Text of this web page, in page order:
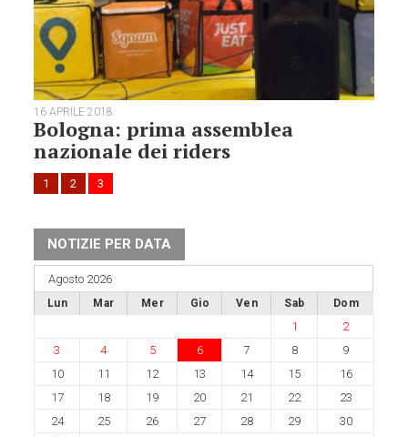
16 APRILE 2018
Bologna: prima assemblea
nazionale dei riders
1 2 3
NOTIZIE PER DATA
Agosto 2026
Lun Mar Mer Gio Ven Sab Dom
1
2
3
4 5 6 7 8
9
10
11 12 13 14 15
16
17
18 19 20 21 22
23
24
25 26 27 28 29
30